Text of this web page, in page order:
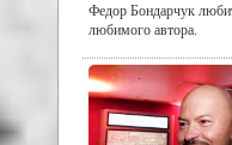
Федор Бондарчук
любимого автора.